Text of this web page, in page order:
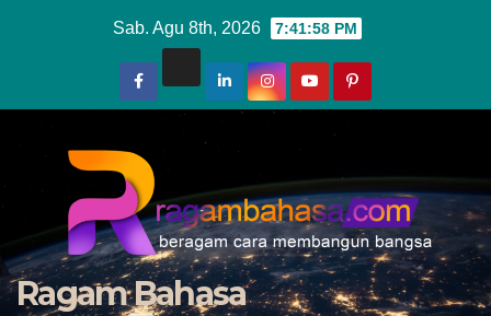
Sab. Agu 8th, 2026 7:42:00 PM
Ragam Bahasa